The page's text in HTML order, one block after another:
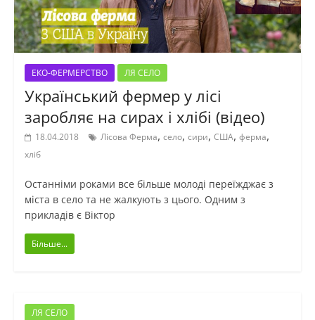
ЕКО-ФЕРМЕРСТВО ЛЯ СЕЛО
Український фермер у лісі
заробляє на сирах і хлібі (відео)
18.04.2018 Лісова Ферма, село, сири, США, ферма,
хліб
Останніми роками все більше молоді переїжджає з
міста в село та не жалкують з цього. Одним з
прикладів є Віктор
Більше...
ЛЯ СЕЛО